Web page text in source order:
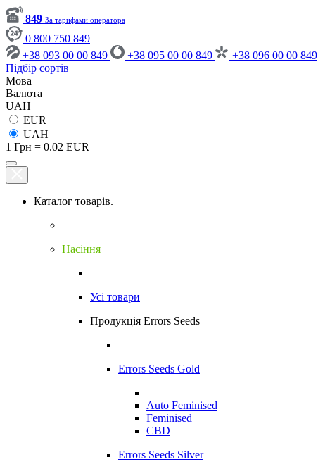
849 За тарифами оператора
0 800 750 849
+38 093 00 00 849
+38 095 00 00 849
+38 096 00 00 849
Підбір сортів
Мова
Валюта
UAH
EUR
UAH
1 Грн = 0.02 EUR
Каталог товарів.
Насіння
Усі товари
Продукція Errors Seeds
Errors Seeds Gold
Auto Feminised
Feminised
CBD
Errors Seeds Silver